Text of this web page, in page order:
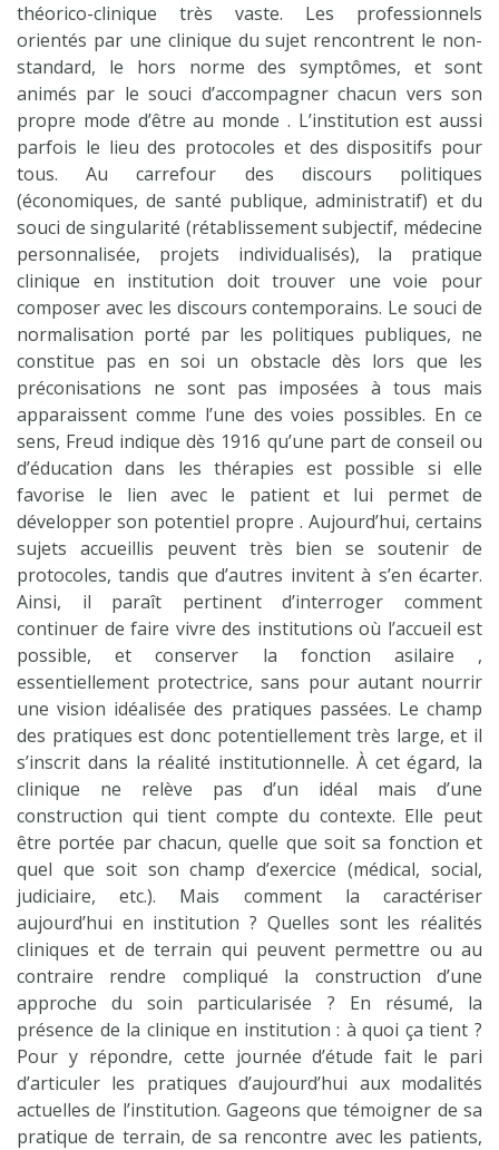
théorico-clinique très vaste. Les professionnels
orientés par une clinique du sujet rencontrent le non-
standard, le hors norme des symptômes, et sont
animés par le souci d’accompagner chacun vers son
propre mode d’être au monde . L’institution est aussi
parfois le lieu des protocoles et des dispositifs pour
tous. Au carrefour des discours politiques
(économiques, de santé publique, administratif) et du
souci de singularité (rétablissement subjectif, médecine
personnalisée, projets individualisés), la pratique
clinique en institution doit trouver une voie pour
composer avec les discours contemporains. Le souci de
normalisation porté par les politiques publiques, ne
constitue pas en soi un obstacle dès lors que les
préconisations ne sont pas imposées à tous mais
apparaissent comme l’une des voies possibles. En ce
sens, Freud indique dès 1916 qu’une part de conseil ou
d’éducation dans les thérapies est possible si elle
favorise le lien avec le patient et lui permet de
développer son potentiel propre . Aujourd’hui, certains
sujets accueillis peuvent très bien se soutenir de
protocoles, tandis que d’autres invitent à s’en écarter.
Ainsi, il paraît pertinent d’interroger comment
continuer de faire vivre des institutions où l’accueil est
possible, et conserver la fonction asilaire ,
essentiellement protectrice, sans pour autant nourrir
une vision idéalisée des pratiques passées. Le champ
des pratiques est donc potentiellement très large, et il
s’inscrit dans la réalité institutionnelle. À cet égard, la
clinique ne relève pas d’un idéal mais d’une
construction qui tient compte du contexte. Elle peut
être portée par chacun, quelle que soit sa fonction et
quel que soit son champ d’exercice (médical, social,
judiciaire, etc.). Mais comment la caractériser
aujourd’hui en institution ? Quelles sont les réalités
cliniques et de terrain qui peuvent permettre ou au
contraire rendre compliqué la construction d’une
approche du soin particularisée ? En résumé, la
présence de la clinique en institution : à quoi ça tient ?
Pour y répondre, cette journée d’étude fait le pari
d’articuler les pratiques d’aujourd’hui aux modalités
actuelles de l’institution. Gageons que témoigner de sa
pratique de terrain, de sa rencontre avec les patients,